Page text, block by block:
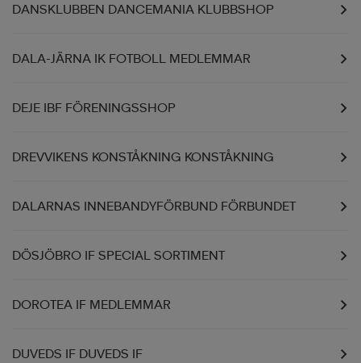
DANSKLUBBEN DANCEMANIA KLUBBSHOP
DALA-JÄRNA IK FOTBOLL MEDLEMMAR
DEJE IBF FÖRENINGSSHOP
DREVVIKENS KONSTÅKNING KONSTÅKNING
DALARNAS INNEBANDYFÖRBUND FÖRBUNDET
DÖSJÖBRO IF SPECIAL SORTIMENT
DOROTEA IF MEDLEMMAR
DUVEDS IF DUVEDS IF